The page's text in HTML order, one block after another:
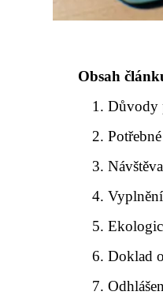
Obsah
Důvody
Doklad